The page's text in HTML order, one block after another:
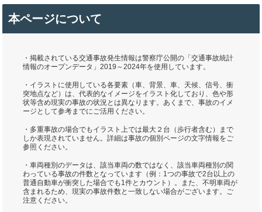
本ページについて
・掲載されている交通事故発生情報は警察庁公開の「交通事故統計
情報のオープンデータ」2019～2024年を使用しています。
・イラストに使用している各要素（車、背景、車、天候、信号、衝
突地点など）は、代表的なイメージをイラスト化しており、色や形
状等含め現実の事故の状況とは異なります。あくまで、事故のイメ
ージとして参考までにご活用ください。
・多重事故の場合でもイラスト上では最大２台（歩行者含む）まで
しか表現されていません。詳細は事故の個別ページの文字情報をご
参照ください。
・車両種別のデータは、該当車両の数ではなく、該当車両種別の関
わっている事故の件数となっています（例：1つの事故で2台以上の
普通自動車が衝突した場合でも1件とカウント）。また、不明車両が
含まれるため、現実の事故件数と一致しない場合がございます。ご
注意ください。